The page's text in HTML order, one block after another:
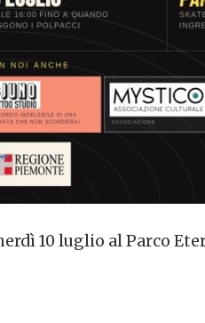
10 luglio al Parco